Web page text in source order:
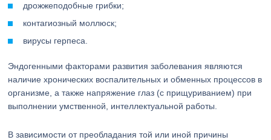
дрожжеподобные грибки;
контагиозный моллюск;
вирусы герпеса.
Эндогенными факторами развития заболевания являются
наличие хронических воспалительных и обменных процессов в
организме, а также напряжение глаз (с прищуриванием) при
выполнении умственной, интеллектуальной работы.
В зависимости от преобладания той или иной причины